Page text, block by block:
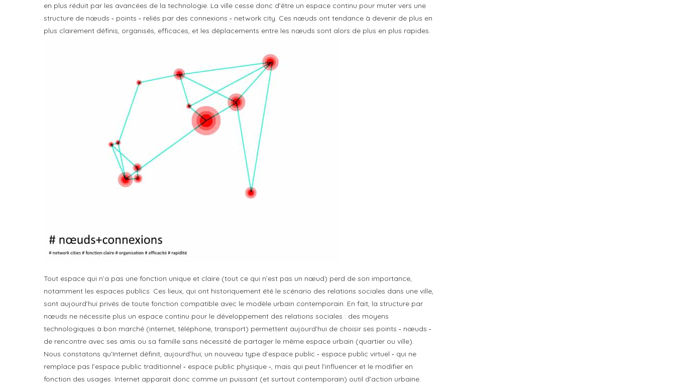
en plus réduit par les avancées de la technologie. La ville cesse donc d’être un espace continu pour muter vers une
structure de nœuds ‐ points ‐ reliés par des connexions ‐ network city. Ces nœuds ont tendance à devenir de plus en
plus clairement définis, organisés, efficaces, et les déplacements entre les nœuds sont alors de plus en plus rapides.
Tout espace qui n’a pas une fonction unique et claire (tout ce qui n’est pas un nœud) perd de son importance,
notamment les espaces publics. Ces lieux, qui ont historiquement été le scénario des relations sociales dans une ville,
sont aujourd’hui privés de toute fonction compatible avec le modèle urbain contemporain. En fait, la structure par
nœuds ne nécessite plus un espace continu pour le développement des relations sociales : des moyens
technologiques à bon marché (internet, téléphone, transport) permettent aujourd’hui de choisir ses points ‐ nœuds ‐
de rencontre avec ses amis ou sa famille sans nécessité de partager le même espace urbain (quartier ou ville).
Nous constatons qu’Internet définit, aujourd’hui, un nouveau type d’espace public ‐ espace public virtuel ‐ qui ne
remplace pas l’espace public traditionnel ‐ espace public physique ‐, mais qui peut l’influencer et le modifier en
fonction des usages. Internet apparait donc comme un puissant (et surtout contemporain) outil d’action urbaine.